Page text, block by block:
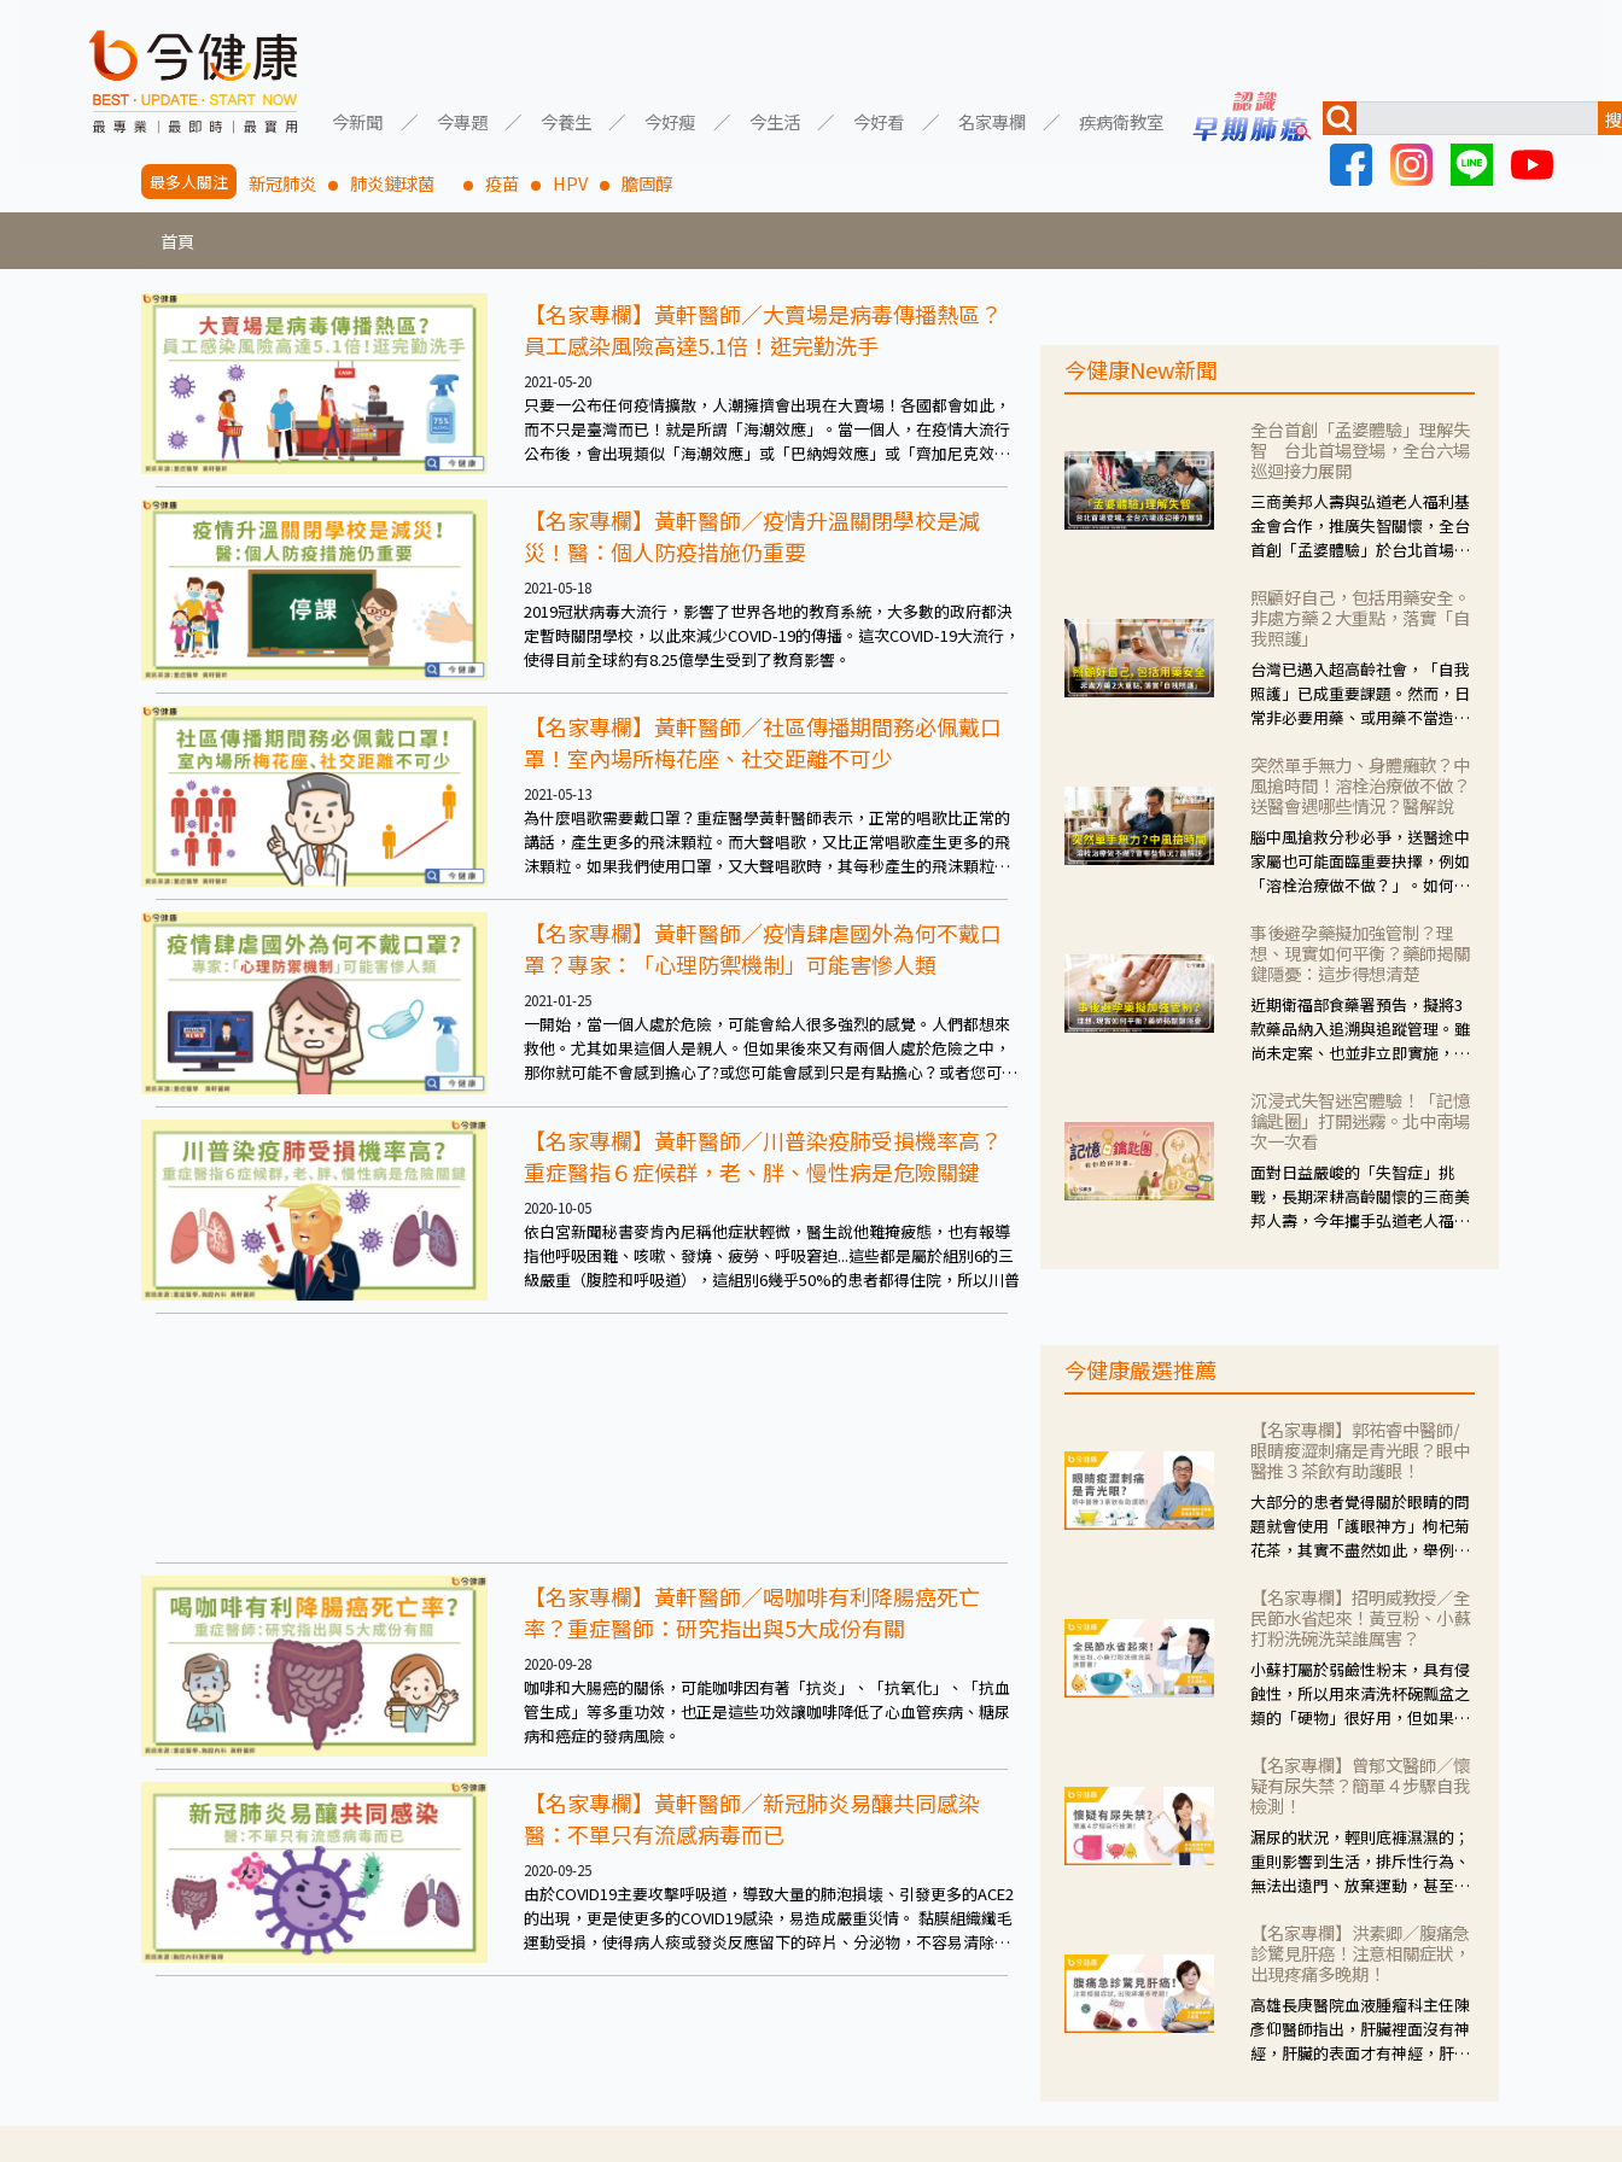
今新聞 今專題 今養生 今好瘦 今生活 今好看 名家專欄 疾病衛教室
最多人關注 新冠肺炎 肺炎鏈球菌 疫苗 HPV 膽固醇
首頁
【名家專欄】黃軒醫師／大賣場是病毒傳播熱區？
員工感染風險高達5.1倍！逛完勤洗手
2021-05-20
只要一公布任何疫情擴散，人潮擁擠會出現在大賣場！各國都會如此，
而不只是臺灣而已！就是所謂「海潮效應」。當一個人，在疫情大流行
公布後，會出現類似「海潮效應」或「巴納姆效應」或「齊加尼克效
【名家專欄】黃軒醫師／疫情升溫關閉學校是減
災！醫：個人防疫措施仍重要
2021-05-18
2019冠狀病毒大流行，影響了世界各地的教育系統，大多數的政府都決
定暫時關閉學校，以此來減少COVID-19的傳播。這次COVID-19大流行，
使得目前全球約有8.25億學生受到了教育影響。
【名家專欄】黃軒醫師／社區傳播期間務必佩戴口
罩！室內場所梅花座、社交距離不可少
2021-05-13
為什麼唱歌需要戴口罩？重症醫學黃軒醫師表示，正常的唱歌比正常的
講話，產生更多的飛沫顆粒。而大聲唱歌，又比正常唱歌產生更多的飛
沫顆粒。如果我們使用口罩，又大聲唱歌時，其每秒產生的飛沫顆粒為
【名家專欄】黃軒醫師／疫情肆虐國外為何不戴口
罩？專家：「心理防禦機制」可能害慘人類
2021-01-25
一開始，當一個人處於危險，可能會給人很多強烈的感覺。人們都想來
救他。尤其如果這個人是親人。但如果後來又有兩個人處於危險之中，
那你就可能不會感到擔心了?或您可能會感到只是有點擔心？或者您可能
【名家專欄】黃軒醫師／川普染疫肺受損機率高？
重症醫指６症候群，老、胖、慢性病是危險關鍵
2020-10-05
依白宮新聞秘書麥肯內尼稱他症狀輕微，醫生說他難掩疲態，也有報導
指他呼吸困難、咳嗽、發燒、疲勞、呼吸窘迫...這些都是屬於組別6的三
級嚴重（腹腔和呼吸道），這組別6幾乎50%的患者都得住院，所以川普
【名家專欄】黃軒醫師／喝咖啡有利降腸癌死亡
率？重症醫師：研究指出與5大成份有關
2020-09-28
咖啡和大腸癌的關係，可能咖啡因有著「抗炎」、「抗氧化」、「抗血
管生成」等多重功效，也正是這些功效讓咖啡降低了心血管疾病、糖尿
病和癌症的發病風險。
【名家專欄】黃軒醫師／新冠肺炎易釀共同感染
醫：不單只有流感病毒而已
2020-09-25
由於COVID19主要攻擊呼吸道，導致大量的肺泡損壊、引發更多的ACE2
的出現，更是使更多的COVID19感染，易造成嚴重災情。 黏膜組織纖毛
運動受損，使得病人痰或發炎反應留下的碎片、分泌物，不容易清除咳
今健康New新聞
全台首創「孟婆體驗」理解失
智 台北首場登場，全台六場
巡迴接力展開
三商美邦人壽與弘道老人福利基
金會合作，推廣失智關懷，全台
首創「孟婆體驗」於台北首場實
模式，用結合情境互動等豐富活
動，將抽象的失智轉化為可感
受、可討論的生活情境，並引導
民眾在家人開始出現改變時，以
理解取代責備、以耐心回應不
安。
照顧好自己，包括用藥安全。
非處方藥２大重點，落實「自
我照護」
台灣已邁入超高齡社會，「自我
照護」已成重要課題。然而，日
常非必要用藥、或用藥不當造成
在重要。社團法人台灣自我照護
產業協會 提出「非處方藥正確使
用」與「藥師給力」，鼓勵民眾
建立安全且正確的自我照護習
慣。
突然單手無力、身體癱軟？中
風搶時間！溶栓治療做不做？
送醫會遇哪些情況？醫解說
腦中風搶救分秒必爭，送醫途中
家屬也可能面臨重要抉擇，例如
「溶栓治療做不做？」。如何搶
會理事長陳龍醫師解說！
事後避孕藥擬加強管制？理
想、現實如何平衡？藥師揭關
鍵隱憂：這步得想清楚
近期衛福部食藥署預告，擬將3
款藥品納入追溯與追蹤管理。雖
尚未定案、也並非立即實施，不
人杰藥師表示，這三款藥物目
的、作用、風險各有不同，管制
與否所帶來的後許影響也不同，
可先了解其特性。
沉浸式失智迷宮體驗！「記憶
鑰匙圈」打開迷霧。北中南場
次一次看
面對日益嚴峻的「失智症」挑
戰，長期深耕高齡關懷的三商美
邦人壽，今年攜手弘道老人福利
生活挑戰。
今健康嚴選推薦
【名家專欄】郭祐睿中醫師/
眼睛痠澀刺痛是青光眼？眼中
醫推３茶飲有助護眼！
大部分的患者覺得關於眼睛的問
題就會使用「護眼神方」枸杞菊
花茶，其實不盡然如此，舉例來
紅、眼睛痛、眼屎多而且顏色
黃，當然就可以使用枸杞菊花
茶，但是枸杞的劑量要少，菊花
的劑量要多；若是有以上症狀以
外，眼睛還會有灼熱感，眼屎多
到會「牽絲」，也就是水樣分泌
了，這時候就要使用菊花、金銀
花來治療；假如單純的眼睛乾
澀，結膜沒有紅，眼睛周圍沒有
眼屎，這種情況是屬於「陰
虛」，就可以使用枸杞、蓮藕、
麥門冬、山藥等比較滋潤的藥
【名家專欄】招明威教授／全
民節水省起來！黃豆粉、小蘇
打粉洗碗洗菜誰厲害？
小蘇打屬於弱鹼性粉末，具有侵
蝕性，所以用來清洗杯碗瓢盆之
類的「硬物」很好用，但如果用
特別注意用法用量，使用過多或
是浸泡太久，容易腐蝕蔬菜的纖
維，讓菜軟掉不清脆。
【名家專欄】曾郁文醫師／懷
疑有尿失禁？簡單４步驟自我
檢測！
漏尿的狀況，輕則底褲濕濕的；
重則影響到生活，排斥性行為、
無法出遠門、放棄運動，甚至怕
禁」的症狀，長期下來不敢與朋
友往來，低潮陰霾造成憂鬱症。
【名家專欄】洪素卿／腹痛急
診驚見肝癌！注意相關症狀，
出現疼痛多晚期！
高雄長庚醫院血液腫瘤科主任陳
彥仰醫師指出，肝臟裡面沒有神
經，肝臟的表面才有神經，肝臟